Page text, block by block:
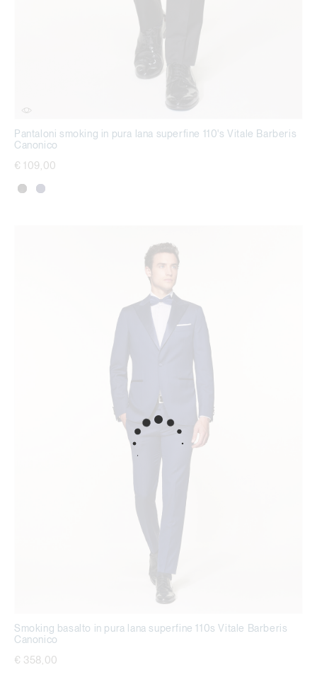
Pantaloni smoking in pura lana superfine 110's Vitale Barberis
Canonico
€ 109,00
Smoking basalto in pura lana superfine 110s Vitale Barberis
Canonico
€ 358,00